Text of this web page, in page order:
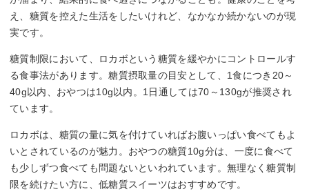
え、糖質を控えた生活をしたいけれど、なかなか続かないのが現
実です。
糖質制限において、ロカボという糖質を緩やかにコントロールす
る食事法があります。糖質摂取量の目安として、1食につき20～
40g以内、おやつは10g以内。1日通しては70～130gが推奨され
ています。
ロカボは、糖質の量に気を付けていればお腹いっぱい食べてもよ
いとされているのが魅力。おやつの糖質10g分は、一度に食べて
も少しずつ食べても問題ないといわれています。無理なく糖質制
限を続けたい方に、低糖質スイーツはおすすめです。